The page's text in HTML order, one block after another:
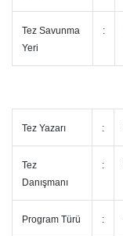
Tez Savunma
Yeri
:
Tez Yazarı :
Tez
Danışmanı
:
Program Türü :